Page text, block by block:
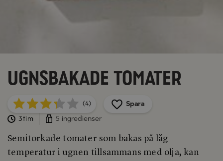
Ugnsbakade tomater
(4)
Spara
3tim
5 ingredienser
Semitorkade tomater som bakas på låg
temperatur i ugnen tillsammans med olja, kan